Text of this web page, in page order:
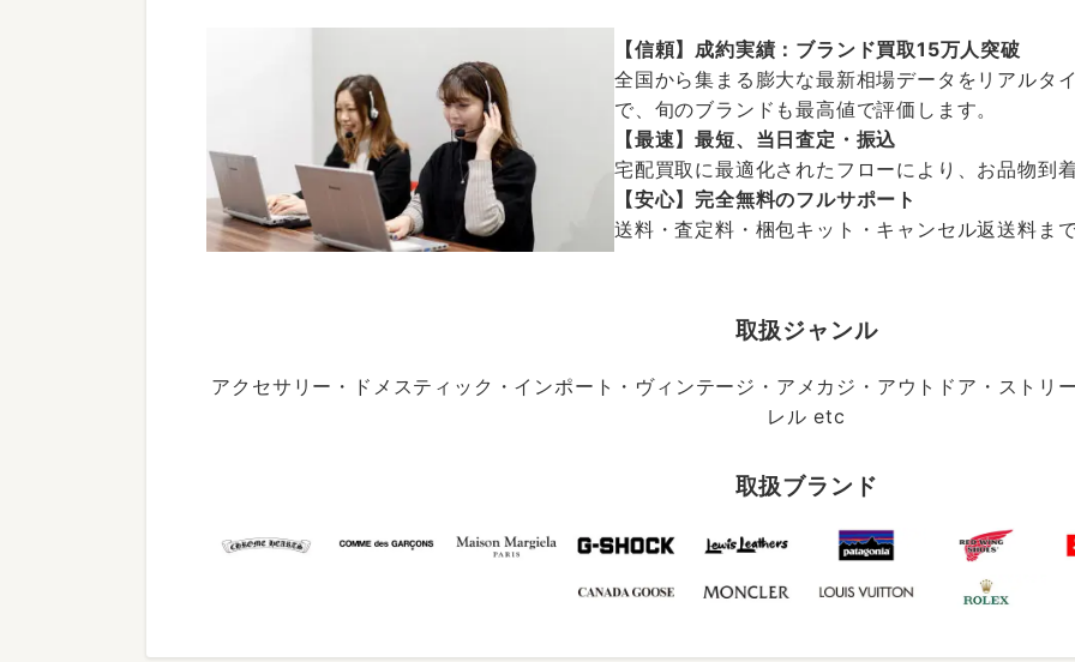
【信頼】成約実績：ブランド買取15万人突破
全国から集まる膨大な最新相場データをリアルタ
で、旬のブランドも最高値で評価します。
【最速】最短、当日査定・振込
宅配買取に最適化されたフローにより、お品物到
【安心】完全無料のフルサポート
送料・査定料・梱包キット・キャンセル返送料ま
取扱ジャンル
アクセサリー・ドメスティック・インポート・ヴィンテージ・アメカジ・アウトドア・ストリ
レル etc
取扱ブランド